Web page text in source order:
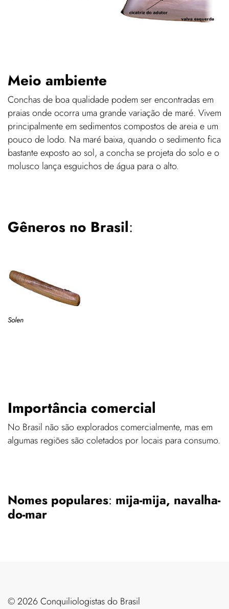
Meio ambiente
Conchas de boa qualidade podem ser encontradas em
praias onde ocorra uma grande variação de maré. Vivem
principalmente em sedimentos compostos de areia e um
pouco de lodo. Na maré baixa, quando o sedimento fica
bastante exposto ao sol, a concha se projeta do solo e o
molusco lança esguichos de água para o alto.
Gêneros no Brasil:
Solen
Importância comercial
No Brasil não são explorados comercialmente, mas em
algumas regiões são coletados por locais para consumo.
Nomes populares: mija-mija, navalha-
do-mar
©️ 2026 Conquiliologistas do Brasil